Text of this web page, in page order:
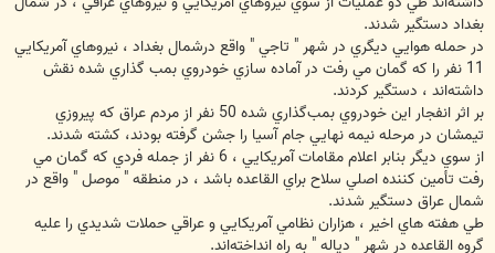
بغداد دستگير شدند.
در حمله هوايي ديگري در شهر " تاجي " واقع درشمال بغداد ، نيروهاي آمريكايي
11 نفر را كه گمان مي رفت در آماده سازي خودروي بمب گذاري شده نقش
داشته‌اند ، دستگير كردند.
بر اثر انفجار اين خودروي بمب‌گذاري شده 50 نفر از مردم عراق كه پيروزي
تيمشان در مرحله نيمه نهايي جام آسيا را جشن گرفته بودند، كشته شدند.
از سوي ديگر بنابر اعلام مقامات آمريكايي ، 6 نفر از جمله فردي كه گمان مي
رفت تأمين كننده اصلي سلاح براي القاعده باشد ، در منطقه " موصل " واقع در
شمال عراق دستگير شدند.
طي هفته هاي اخير ، هزاران نظامي آمريكايي و عراقي حملات شديدي را عليه
گروه القاعده در شهر " دياله " به راه انداخته‌اند.